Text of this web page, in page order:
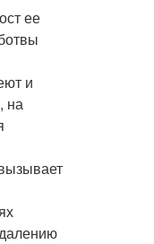
ее
и
на